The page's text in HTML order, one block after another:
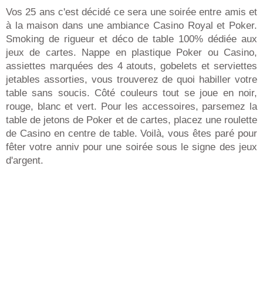
Vos 25 ans c'est décidé ce sera une soirée entre amis et
à la maison dans une ambiance Casino Royal et Poker.
Smoking de rigueur et déco de table 100% dédiée aux
jeux de cartes. Nappe en plastique Poker ou Casino,
assiettes marquées des 4 atouts, gobelets et serviettes
jetables assorties, vous trouverez de quoi habiller votre
table sans soucis. Côté couleurs tout se joue en noir,
rouge, blanc et vert. Pour les accessoires, parsemez la
table de jetons de Poker et de cartes, placez une roulette
de Casino en centre de table. Voilà, vous êtes paré pour
fêter votre anniv pour une soirée sous le signe des jeux
d'argent.